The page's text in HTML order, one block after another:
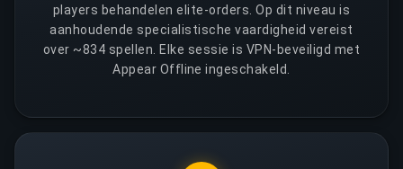
players behandelen elite-orders. Op dit niveau is
aanhoudende specialistische vaardigheid vereist
over ~834 spellen. Elke sessie is VPN-beveiligd met
Appear Offline ingeschakeld.